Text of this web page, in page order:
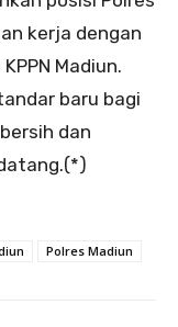
kerja dengan
Madiun.
baru bagi
dan
Polres Madiun